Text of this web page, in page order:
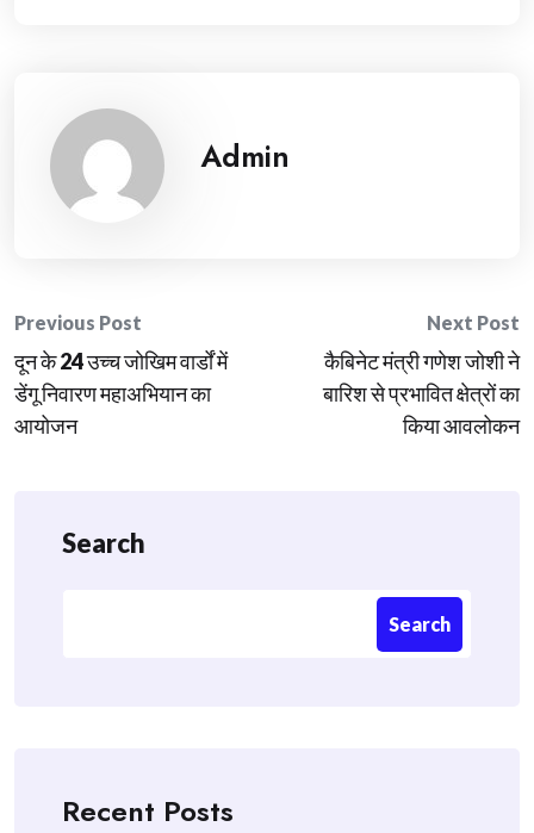
Admin
Post
navigation
Previous Post
दून के 24 उच्च जोखिम वार्डों में
डेंगू निवारण महाअभियान का
आयोजन
Next Post
कैबिनेट मंत्री गणेश जोशी ने
बारिश से प्रभावित क्षेत्रों का
किया आवलोकन
Search
Search
Recent Posts